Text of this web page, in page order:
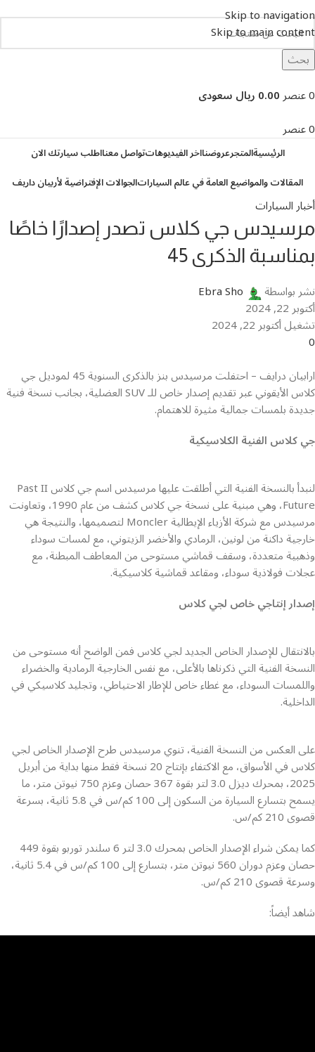
Skip to navigation
Skip to main content
بحث
0عنصر0.00 ريال سعودى
0عنصر
الرئيسيةالمتجرعروضنااخر الفيديوهاتتواصل معنااطلب سيارتك الان
المقالات والمواضيع العامة في عالم السياراتالجوالات الإفتراضية لأربيان داريف
أخبار السيارات
مرسيدس جي كلاس تصدر إصدارًا خاصًا
بمناسبة الذكرى 45
نشر بواسطة Ebra Sho
أكتوبر 22, 2024
تشغيل أكتوبر 22, 2024
0
ارابيان درايف – احتفلت مرسيدس بنز بالذكرى السنوية 45 لموديل جي
كلاس الأيقوني عبر تقديم إصدار خاص للـ SUV العضلية، بجانب نسخة فنية
جديدة بلمسات جمالية مثيرة للاهتمام.
جي كلاس الفنية الكلاسيكية
لنبدأ بالنسخة الفنية التي أطلقت عليها مرسيدس اسم جي كلاس Past II
Future، وهي مبنية على نسخة جي كلاس كشف من عام 1990، وتعاونت
مرسيدس مع شركة الأزياء الإيطالية Moncler لتصميمها، والنتيجة هي
خارجية داكنة من لونين، الرمادي والأخضر الزيتوني، مع لمسات سوداء
وذهبية متعددة، وسقف قماشي مستوحى من المعاطف المبطنة، مع
عجلات فولاذية سوداء، ومقاعد قماشية كلاسيكية.
إصدار إنتاجي خاص لجي كلاس
بالانتقال للإصدار الخاص الجديد لجي كلاس فمن الواضح أنه مستوحى من
النسخة الفنية التي ذكرناها بالأعلى، مع نفس الخارجية الرمادية والخضراء
واللمسات السوداء، مع غطاء خاص للإطار الاحتياطي، وتجليد كلاسيكي في
الداخلية.
على العكس من النسخة الفنية، تنوي مرسيدس طرح الإصدار الخاص لجي
كلاس في الأسواق، مع الاكتفاء بإنتاج 20 نسخة فقط منها بداية من أبريل
2025، بمحرك ديزل 3.0 لتر بقوة 367 حصان وعزم 750 نيوتن متر، ما
يسمح بتسارع السيارة من السكون إلى 100 كم/س في 5.8 ثانية، بسرعة
قصوى 210 كم/س.
كما يمكن شراء الإصدار الخاص بمحرك 3.0 لتر 6 سلندر توربو بقوة 449
حصان وعزم دوران 560 نيوتن متر، بتسارع إلى 100 كم/س في 5.4 ثانية،
وسرعة قصوى 210 كم/س.
شاهد أيضاً: